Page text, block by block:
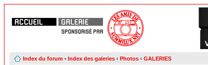
Index du forum • Index des galeries ‹ Photos ‹ GALERIES